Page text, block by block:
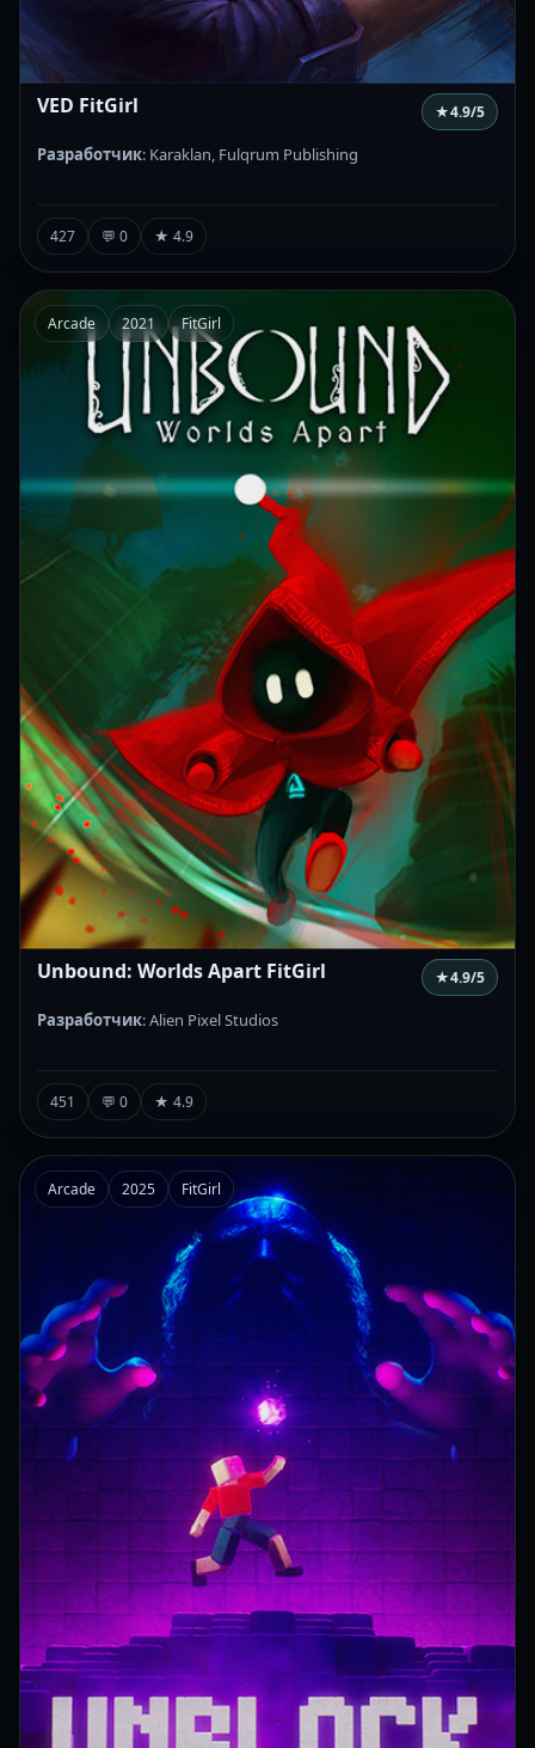
VED FitGirl ★4.9/5
Разработчик: Karaklan, Fulqrum Publishing
427 💬 0 ★ 4.9
Arcade 2021 FitGirl
Unbound: Worlds Apart FitGirl ★4.9/5
Разработчик: Alien Pixel Studios
451 💬 0 ★ 4.9
Arcade 2025 FitGirl